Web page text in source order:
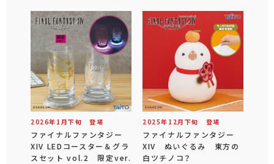
2026年 1 月下旬 登場
ファイナルファンタジー
XIV LEDコースター＆グラ
スセット vol.2 限定ver.
2025年 12 月 下旬 登場
ファイナルファンタジー
XIV ぬいぐるみ 東方の
白ツチノコ？